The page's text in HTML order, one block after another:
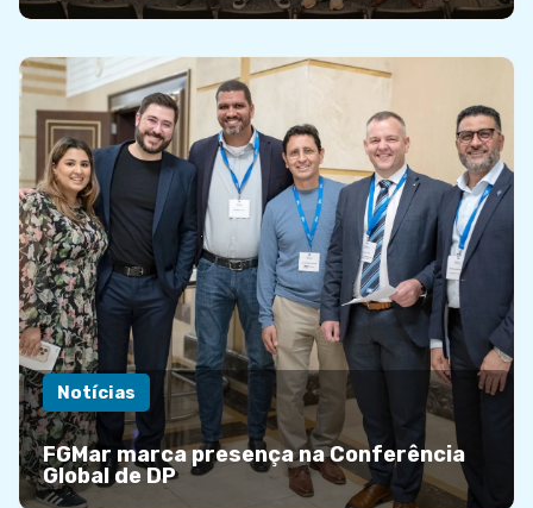
Notícias
FGMar marca presença na Conferência
Global de DP